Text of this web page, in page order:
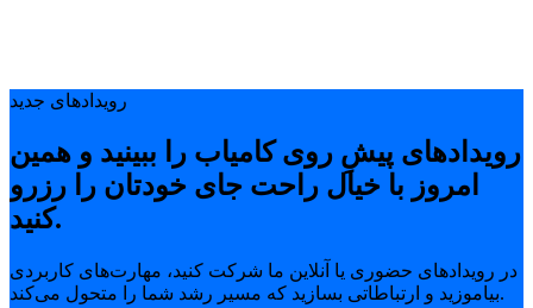
رویدادهای جدید
رویدادهای پیشِ روی کامیاب را ببینید و همین
امروز با خیال راحت جای خودتان را رزرو
کنید.
در رویدادهای حضوری یا آنلاین ما شرکت کنید، مهارت‌های کاربردی
بیاموزید و ارتباطاتی بسازید که مسیر رشد شما را متحول می‌کند.